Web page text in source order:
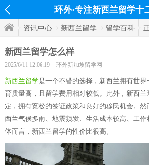
环外·专注新西兰留学十
资讯中心 新西兰留学 留学百科
新西兰留学怎么样
2025/6/11 12:06:19 环外新加坡留学网
新西兰留学是一个不错的选择，新西兰拥有世界
育质量高，且留学费用相对较低。此外，新西
定，拥有宽松的签证政策和良好的移民机会。
西兰气候多雨、地震频发、生活成本较高、工作
体而言，新西兰留学的性价比很高。